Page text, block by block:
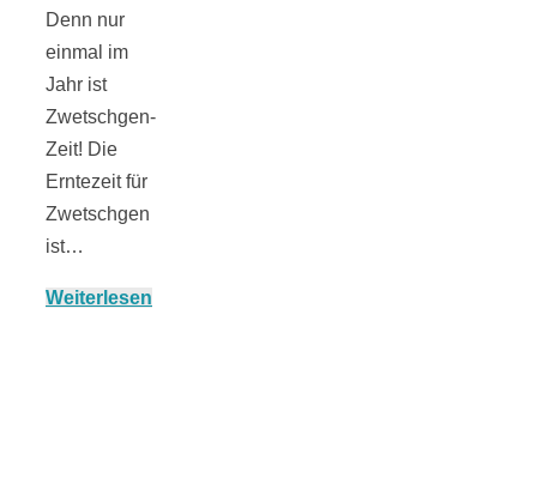
Denn nur
einmal im
Jahr ist
Zwetschgen-
Zeit! Die
Erntezeit für
Zwetschgen
ist…
Weiterlesen